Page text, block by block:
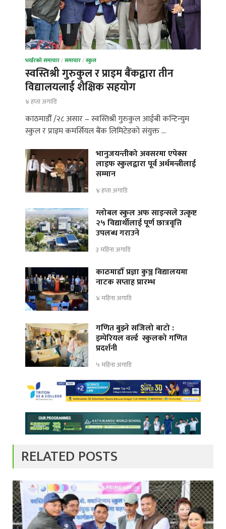
भर्खरको समाचार/समाचार/स्कुल
स्वस्तिश्री गुरुकुल र प्राइम बैंकद्वारा तीन
विद्यालयलाई शैक्षिक सहयोग
४ हप्ता अगाडि
काठमाडौँ /२८ असार – स्वस्तिश्री गुरुकुल आईबी कन्टिन्युम
स्कुल र प्राइम कमर्सियल बैंक लिमिटेडको संयुक्त …
भानुजयन्तीको अवसरमा एपेक्स
लाइफ स्कुलद्वारा पूर्व अर्थमन्त्रीलाई
सम्मान
४ हप्ता अगाडि
ग्लोबल स्कुल अफ साइन्सले उत्कृष्ट
२५ विद्यार्थीलाई पूर्ण छात्रवृत्ति
उपलब्ध गराउने
३ महिना अगाडि
काठमाडौँ प्रज्ञा कुञ्ज विद्यालयमा
नाटक सप्ताह प्रारम्भ
४ महिना अगाडि
गणित बुझ्ने सजिलो बाटो :
इम्पेरियल वर्ल्ड स्कुलको गणित
प्रदर्शनी
५ महिना अगाडि
RELATED POSTS